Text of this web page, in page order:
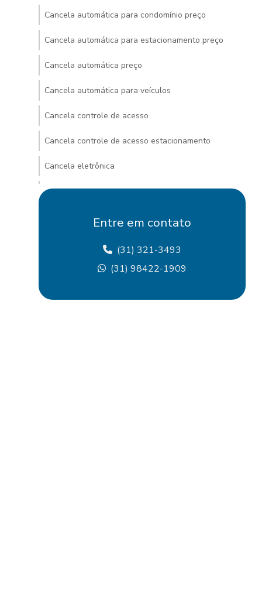
Cancela automática para condomínio preço
Cancela automática para estacionamento preço
Cancela automática preço
Cancela automática para veículos
Cancela controle de acesso
Cancela controle de acesso estacionamento
Cancela eletrônica
Cancela eletrônica para condomínio
Cancela eletrônica para estacionamento
Cancela para estacionamento com ticket
Entre em contato
(31) 321-3493
(31) 98422-1909